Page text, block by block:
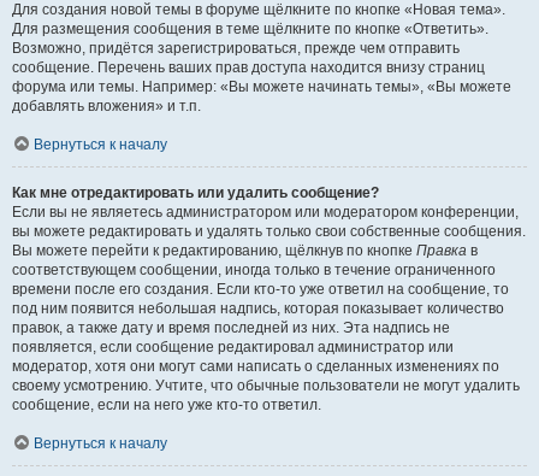
Для создания новой темы в форуме щёлкните по кнопке «Новая тема».
Для размещения сообщения в теме щёлкните по кнопке «Ответить».
Возможно, придётся зарегистрироваться, прежде чем отправить
сообщение. Перечень ваших прав доступа находится внизу страниц
форума или темы. Например: «Вы можете начинать темы», «Вы можете
добавлять вложения» и т.п.
Вернуться к началу
Как мне отредактировать или удалить сообщение?
Если вы не являетесь администратором или модератором конференции,
вы можете редактировать и удалять только свои собственные сообщения.
Вы можете перейти к редактированию, щёлкнув по кнопке Правка в
соответствующем сообщении, иногда только в течение ограниченного
времени после его создания. Если кто-то уже ответил на сообщение, то
под ним появится небольшая надпись, которая показывает количество
правок, а также дату и время последней из них. Эта надпись не
появляется, если сообщение редактировал администратор или
модератор, хотя они могут сами написать о сделанных изменениях по
своему усмотрению. Учтите, что обычные пользователи не могут удалить
сообщение, если на него уже кто-то ответил.
Вернуться к началу